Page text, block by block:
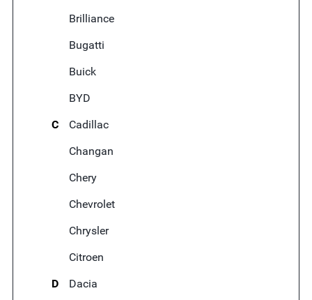
Brilliance
Bugatti
Buick
BYD
C
Cadillac
Changan
Chery
Chevrolet
Chrysler
Citroen
D
Dacia